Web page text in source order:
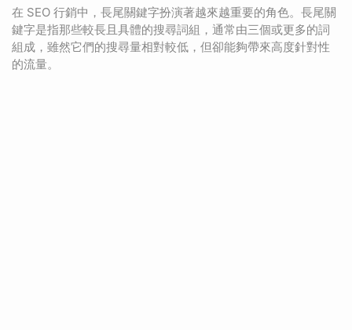
在 SEO 行銷中，長尾關鍵字扮演著越來越重要的角色。長尾關
鍵字是指那些較長且具體的搜尋詞組，通常由三個或更多的詞
組成，雖然它們的搜尋量相對較低，但卻能夠帶來高度針對性
的流量。